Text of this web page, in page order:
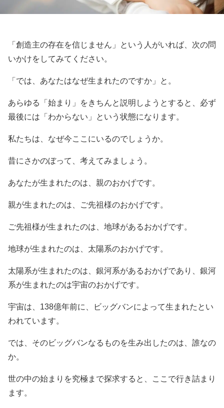
「創造主の存在を信じません」という人がいれば、次の問
いかけをしてみてください。
「では、あなたはなぜ生まれたのですか」と。
あらゆる「始まり」をきちんと説明しようとすると、必ず
最後には「わからない」という状態になります。
私たちは、なぜ今ここにいるのでしょうか。
昔にさかのぼって、考えてみましょう。
あなたが生まれたのは、親のおかげです。
親が生まれたのは、ご先祖様のおかげです。
ご先祖様が生まれたのは、地球があるおかげです。
地球が生まれたのは、太陽系のおかげです。
太陽系が生まれたのは、銀河系があるおかげであり、銀河
系が生まれたのは宇宙のおかげです。
宇宙は、138億年前に、ビッグバンによって生まれたとい
われています。
では、そのビッグバンなるものを生み出したのは、誰なの
か。
世の中の始まりを究極まで探求すると、ここで行き詰まり
ます。